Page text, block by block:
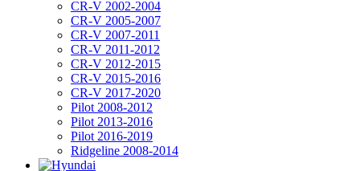
CR-V 2002-2004
CR-V 2005-2007
CR-V 2007-2011
CR-V 2011-2012
CR-V 2012-2015
CR-V 2015-2016
CR-V 2017-2020
Pilot 2008-2012
Pilot 2013-2016
Pilot 2016-2019
Ridgeline 2008-2014